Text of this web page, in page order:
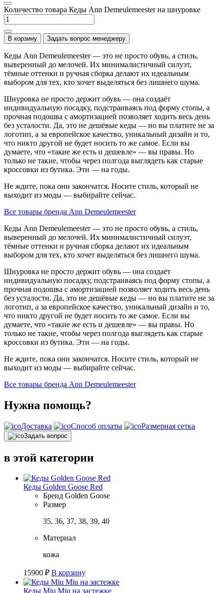
Количество товара Кеды Ann Demeulemeester на шнуровке
В корзину Задать вопрос менеджеру
Кеды Ann Demeulemeester — это не просто обувь, а стиль,
выверенный до мелочей. Их минималистичный силуэт,
тёмные оттенки и ручная сборка делают их идеальным
выбором для тех, кто хочет выделяться без лишнего шума.
Шнуровка не просто держит обувь — она создаёт
индивидуальную посадку, подстраиваясь под форму стопы, а
прочная подошва с амортизацией позволяет ходить весь день
без усталости. Да, это не дешёвые кеды — но вы платите не за
логотип, а за европейское качество, уникальный дизайн и то,
что никто другой не будет носить то же самое. Если вы
думаете, что «такие же есть и дешевле» — вы правы. Но
только не такие, чтобы через полгода выглядеть как старые
кроссовки из бутика. Эти — на годы.
Не ждите, пока они закончатся. Носите стиль, который не
выходит из моды — выбирайте сейчас.
Все товары бренда Ann Demeulemeester
Кеды Ann Demeulemeester — это не просто обувь, а стиль,
выверенный до мелочей. Их минималистичный силуэт,
тёмные оттенки и ручная сборка делают их идеальным
выбором для тех, кто хочет выделяться без лишнего шума.
Шнуровка не просто держит обувь — она создаёт
индивидуальную посадку, подстраиваясь под форму стопы, а
прочная подошва с амортизацией позволяет ходить весь день
без усталости. Да, это не дешёвые кеды — но вы платите не за
логотип, а за европейское качество, уникальный дизайн и то,
что никто другой не будет носить то же самое. Если вы
думаете, что «такие же есть и дешевле» — вы правы. Но
только не такие, чтобы через полгода выглядеть как старые
кроссовки из бутика. Эти — на годы.
Не ждите, пока они закончатся. Носите стиль, который не
выходит из моды — выбирайте сейчас.
Все товары бренда Ann Demeulemeester
Нужна помощь?
Доставка Способ оплаты Размерная сетка
Задать вопрос
в этой категории
Кеды Golden Goose Red
Бренд Golden Goose
Размер
35, 36, 37, 38, 39, 40
Материал
кожа
15900 ₽ В корзину
Кеды Miu Miu на застежке